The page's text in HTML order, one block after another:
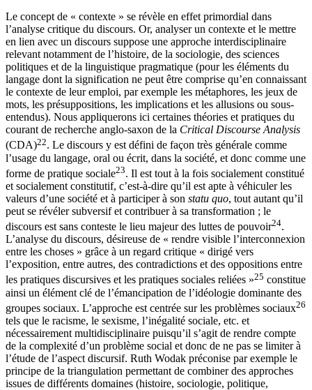
Le concept de « contexte » se révèle en effet primordial dans
l’analyse critique du discours. Or, analyser un contexte et le mettre
en lien avec un discours suppose une approche interdisciplinaire
relevant notamment de l’histoire, de la sociologie, des sciences
politiques et de la linguistique pragmatique (pour les éléments du
langage dont la signification ne peut être comprise qu’en connaissant
le contexte de leur emploi, par exemple les métaphores, les jeux de
mots, les présuppositions, les implications et les allusions ou sous-
entendus). Nous appliquerons ici certaines théories et pratiques du
courant de recherche anglo-saxon de la Critical Discourse Analysis
(CDA)22. Le discours y est défini de façon très générale comme
l’usage du langage, oral ou écrit, dans la société, et donc comme une
forme de pratique sociale23. Il est tout à la fois socialement constitué
et socialement constitutif, c’est-à-dire qu’il est apte à véhiculer les
valeurs d’une société et à participer à son statu quo, tout autant qu’il
peut se révéler subversif et contribuer à sa transformation ; le
discours est sans conteste le lieu majeur des luttes de pouvoir24.
L’analyse du discours, désireuse de « rendre visible l’interconnexion
entre les choses » grâce à un regard critique « dirigé vers
l’exposition, entre autres, des contradictions et des oppositions entre
les pratiques discursives et les pratiques sociales reliées »25 constitue
ainsi un élément clé de l’émancipation de l’idéologie dominante des
groupes sociaux. L’approche est centrée sur les problèmes sociaux26
tels que le racisme, le sexisme, l’inégalité sociale, etc. et
nécessairement multidisciplinaire puisqu’il s’agit de rendre compte
de la complexité d’un problème social et donc de ne pas se limiter à
l’étude de l’aspect discursif. Ruth Wodak préconise par exemple le
principe de la triangulation permettant de combiner des approches
issues de différents domaines (histoire, sociologie, politique,